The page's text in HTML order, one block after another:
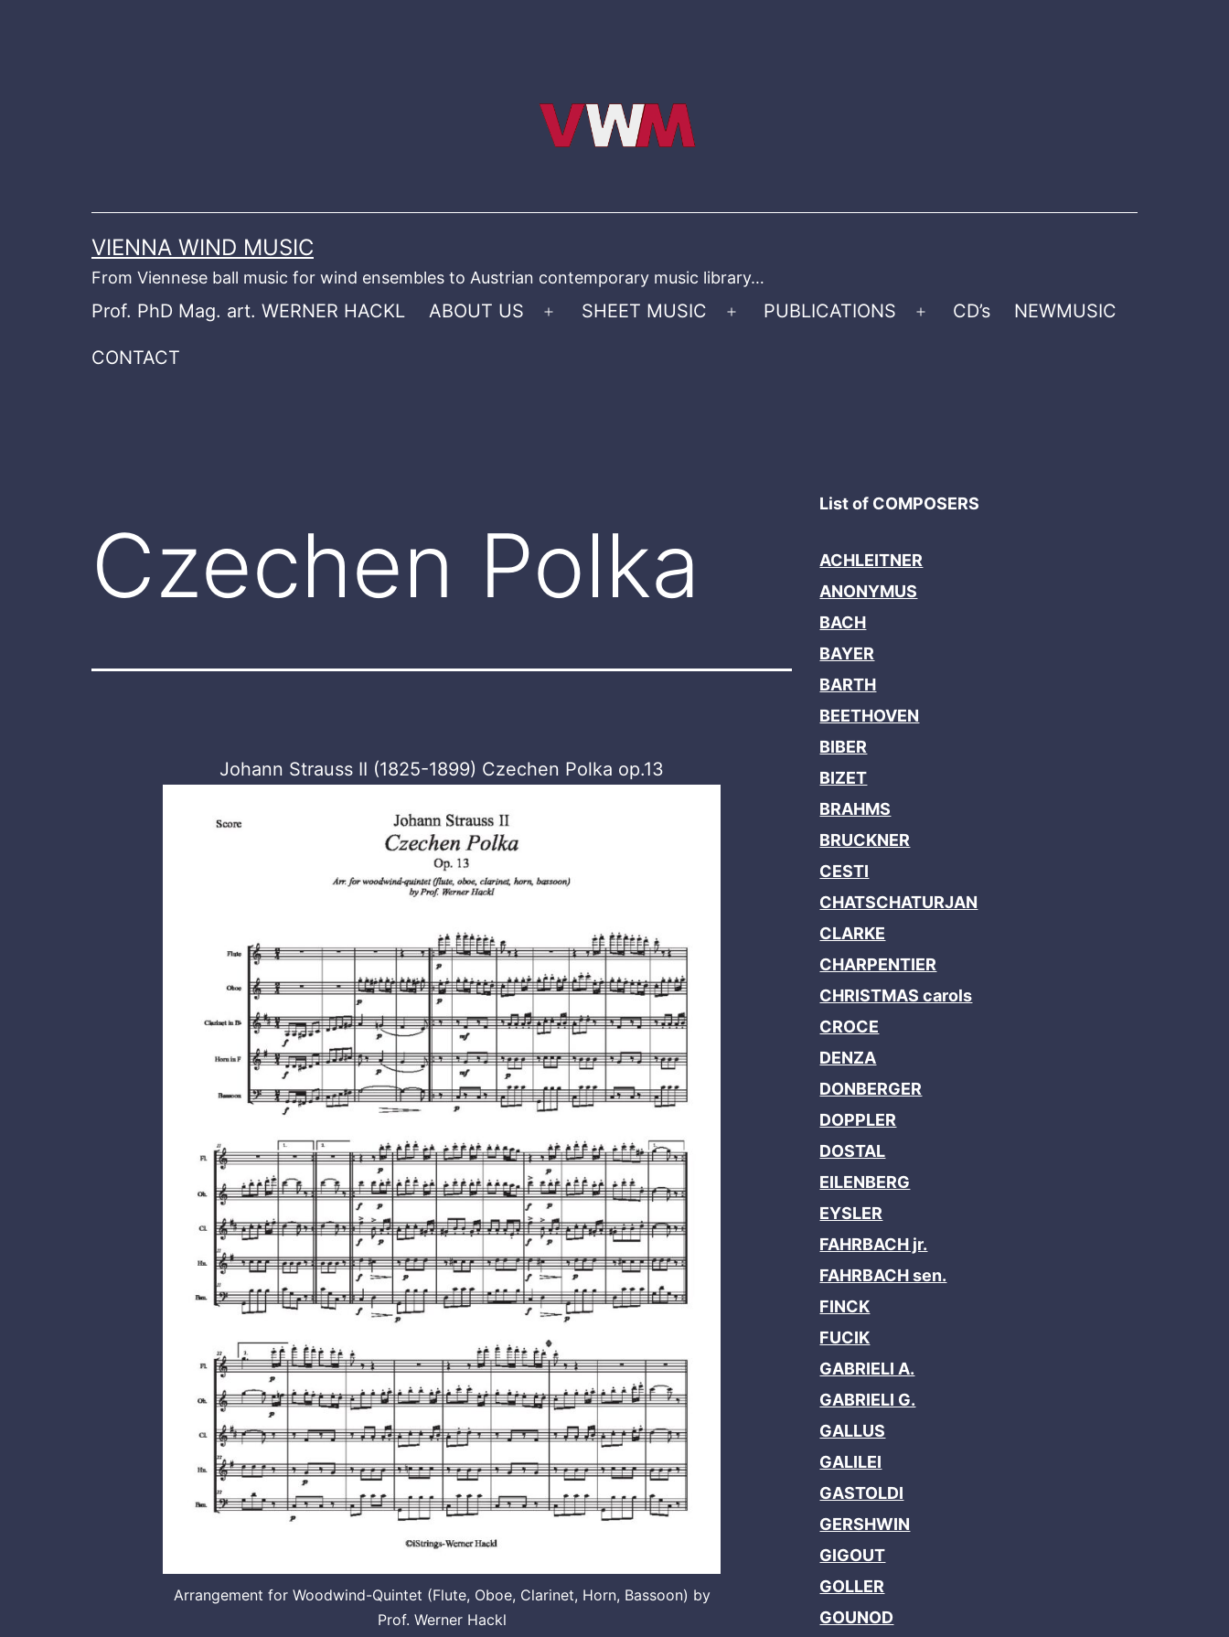
VIENNA WIND MUSIC
From Viennese ball music for wind ensembles to Austrian contemporary music library…
Prof. PhD Mag. art. WERNER HACKL ABOUT US
Open
SHEET MUSIC
Open
PUBLICATIONS
Open
CD’s NEWMUSIC
CONTACT
Czechen Polka
Johann Strauss II (1825-1899) Czechen Polka op.13
Arrangement for Woodwind-Quintet (Flute, Oboe, Clarinet, Horn, Bassoon) by
Prof. Werner Hackl
List of COMPOSERS
ACHLEITNER
ANONYMUS
BACH
BAYER
BARTH
BEETHOVEN
BIBER
BIZET
BRAHMS
BRUCKNER
CESTI
CHATSCHATURJAN
CLARKE
CHARPENTIER
CHRISTMAS carols
CROCE
DENZA
DONBERGER
DOPPLER
DOSTAL
EILENBERG
EYSLER
FAHRBACH jr.
FAHRBACH sen.
FINCK
FUCIK
GABRIELI A.
GABRIELI G.
GALLUS
GALILEI
GASTOLDI
GERSHWIN
GIGOUT
GOLLER
GOUNOD